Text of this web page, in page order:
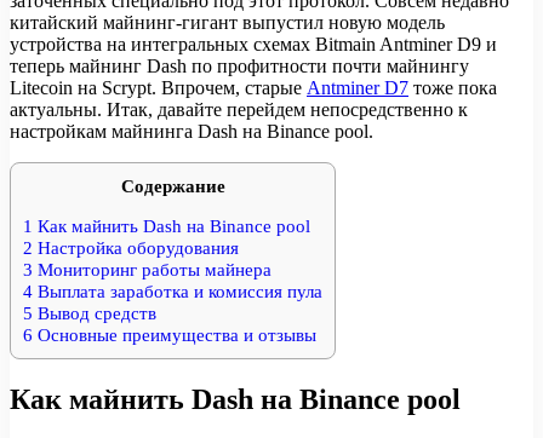
китайский майнинг-гигант выпустил новую модель
устройства на интегральных схемах Bitmain Antminer D9 и
теперь майнинг Dash по профитности почти майнингу
Litecoin на Scrypt. Впрочем, старые Antminer D7 тоже пока
актуальны. Итак, давайте перейдем непосредственно к
настройкам майнинга Dash на Binance pool.
Содержание
1 Как майнить Dash на Binance pool
2 Настройка оборудования
3 Мониторинг работы майнера
4 Выплата заработка и комиссия пула
5 Вывод средств
6 Основные преимущества и отзывы
Как майнить Dash на Binance pool